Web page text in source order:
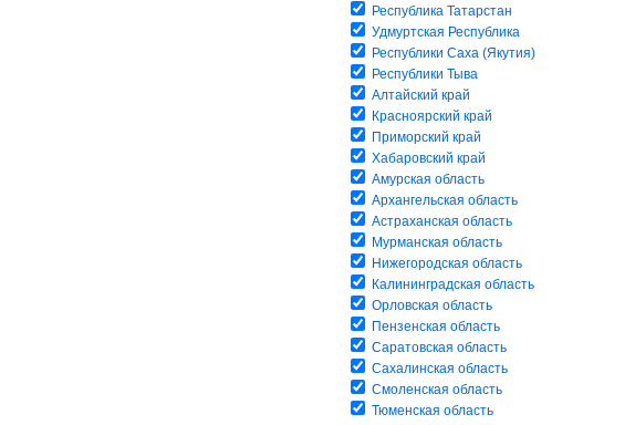
Республика Татарстан
Удмуртская Республика
Республики Саха (Якутия)
Республики Тыва
Алтайский край
Красноярский край
Приморский край
Хабаровский край
Амурская область
Архангельская область
Астраханская область
Мурманская область
Нижегородская область
Калининградская область
Орловская область
Пензенская область
Саратовская область
Сахалинская область
Смоленская область
Тюменская область